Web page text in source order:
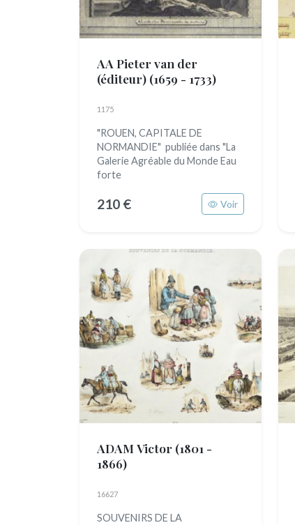
AA Pieter van der
(éditeur) (1659 - 1733)
1175
"ROUEN, CAPITALE DE
NORMANDIE" publiée dans "La
Galerie Agréable du Monde Eau
forte
210 € Voir
ADAM Victor (1801 -
1866)
16627
SOUVENIRS DE LA